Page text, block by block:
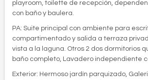
playroom, toilette de recepción,
con baño y baulera.
PA: Suite principal con ambiente para
compartimentado y salida a terraza
vista a la laguna. Otros 2 dos dormitorios
baño completo, Lavadero independiente
Exterior: Hermoso jardín parquizado,